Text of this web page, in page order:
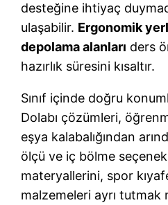
desteğine ihtiyaç
ulaşabilir. Ergonomik
depolama alanları ders
hazırlık süresini kısaltır.
Sınıf içinde doğru
Dolabı çözümleri,
eşya kalabalığından
ölçü ve iç bölme
materyallerini, spor
malzemeleri ayrı tutmak